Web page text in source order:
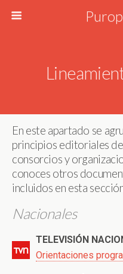
En este apartado se
principios editoriales
consorcios y
conoces otros
incluidos en esta
Nacionales
TELEVISIÓN
Orientaciones